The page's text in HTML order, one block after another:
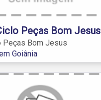
Peças Bom Jesus
Peças Bom Jesus
Goiânia